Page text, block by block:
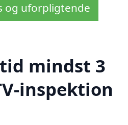
og uforpligtende
mindst 3
inspektion